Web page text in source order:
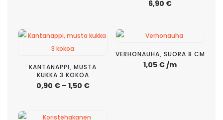
6,90 €
KANTANAPPI, MUSTA
KUKKA 3 KOKOA
0,90 € – 1,50 €Hintaluokka:
VERHONAUHA, SUORA 8 CM
1,05 € /m